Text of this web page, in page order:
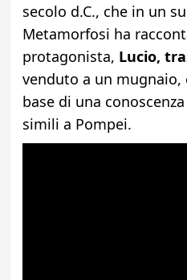
secolo d.C., che in un
Metamorfosi ha
protagonista, Lucio,
venduto a un
base di una
simili a Pompei.